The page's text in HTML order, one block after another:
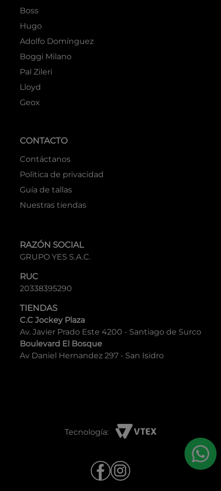
ATENCIÓN AL CLIENTE
Preguntas frecuentes
Cambios o devoluciones
Boss
Hugo
Pal Zileri
Lloyd
Geox
CONTACTO
Contáctanos
Politica de privacidad
GRUPO YES S.A.C.